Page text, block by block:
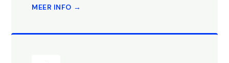
MEER INFO →